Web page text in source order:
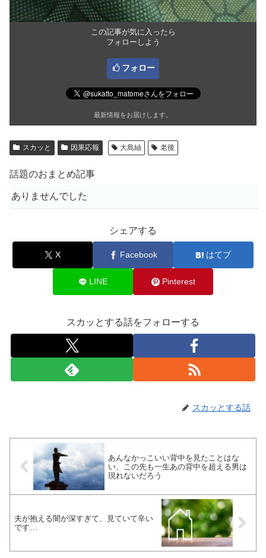
この記事が気に入ったら
フォローしよう
フォロー
最新情報をお届けします。
スカッと 因果応報 大島紬 老後
話題のおまとめ記事
ありませんでした
シェアする
X Facebook はてブ
LINE Pinterest
スカッとする話をフォローする
スカッとする話
あんなかっこいい背中を見たことはな
い、この先も一生あの背中を超える男は
現れないだろう
夫が抱える闇が深すぎて、見ていて辛い
です…